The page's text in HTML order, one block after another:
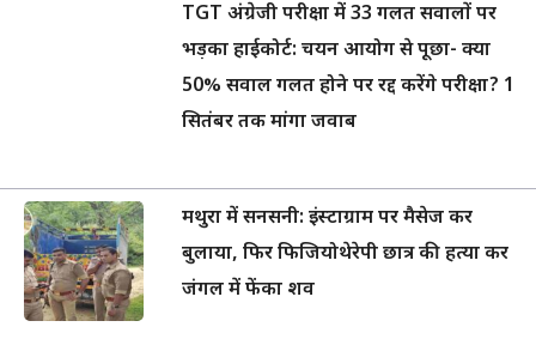
TGT अंग्रेजी परीक्षा में 33 गलत सवालों पर
भड़का हाईकोर्ट: चयन आयोग से पूछा- क्या
50% सवाल गलत होने पर रद्द करेंगे परीक्षा? 1
सितंबर तक मांगा जवाब
मथुरा में सनसनी: इंस्टाग्राम पर मैसेज कर
बुलाया, फिर फिजियोथेरेपी छात्र की हत्या कर
जंगल में फेंका शव